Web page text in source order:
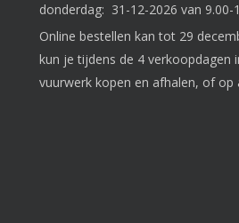
donderdag: 31-12-2026 van 9.00-
Online bestellen kan tot 29
kun je tijdens de 4 verkoopdagen
vuurwerk kopen en afhalen, of op